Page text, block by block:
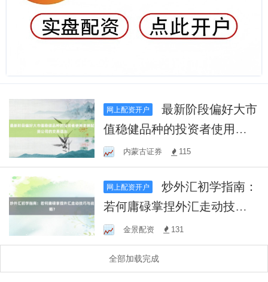
网上配资开户
最新阶段偏好大市
值稳健品种的投资者使用老
牌配资公司的交易退出
内蒙古证券 115
网上配资开户
炒外汇初学指南：
若何庸碌掌捏外汇走动技巧
与战略？
金景配资 131
全部加载完成